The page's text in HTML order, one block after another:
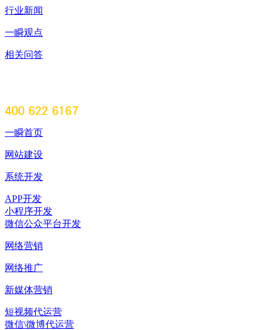
行业新闻
一瞬观点
相关问答
一瞬首页
网站建设
系统开发
APP开发
小程序开发
微信公众平台开发
网络营销
网络推广
新媒体营销
短视频代运营
微信\微博代运营